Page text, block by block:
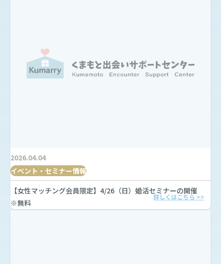
2026.04.04
イベント・セミナー情報
【女性マッチング会員限定】4/26（日）婚活セミナーの開催
※無料
詳しくはこちら >>